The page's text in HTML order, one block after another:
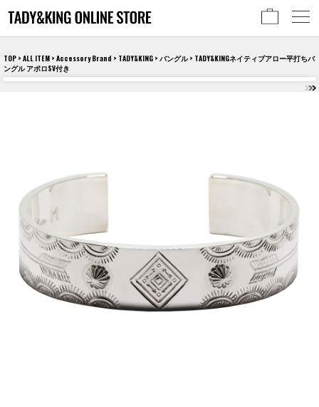
TOP > ALL ITEM > Accessory Brand > TADY&KING > バングル> TADY&KINGネイティブアロー平打ちバ
ングル アポロSV付き